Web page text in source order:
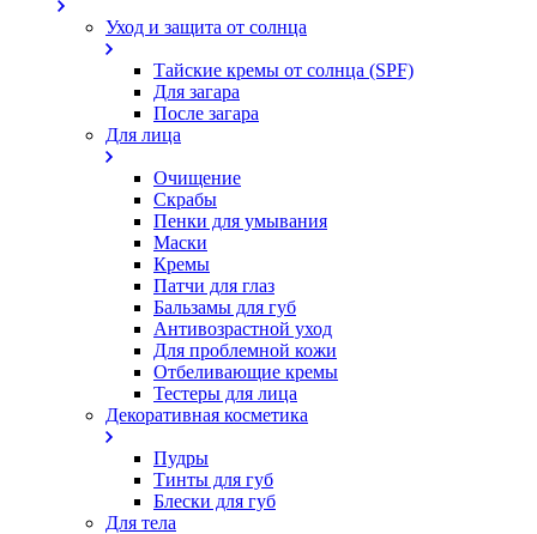
Уход и защита от солнца
Тайские кремы от солнца (SPF)
Для загара
После загара
Для лица
Очищение
Скрабы
Пенки для умывания
Маски
Кремы
Патчи для глаз
Бальзамы для губ
Антивозрастной уход
Для проблемной кожи
Oтбеливающие кремы
Тестеры для лица
Декоративная косметика
Пудры
Тинты для губ
Блески для губ
Для тела